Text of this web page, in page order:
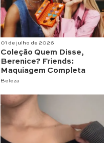
01 de julho de 2026
Coleção Quem Disse,
Berenice? Friends:
Maquiagem Completa
Beleza